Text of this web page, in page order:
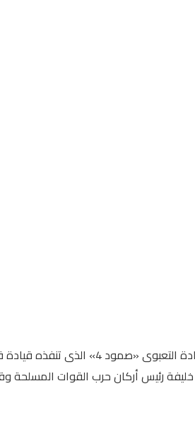
شهد الفريق أشرف سالم زاهر القائد العام للقوات المسلحة وزير الدفاع
رئيس أركان حرب القوات المسلحة